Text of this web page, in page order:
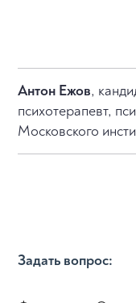
Антон Ежов,
психотерапевт,
Московского
Задать вопрос: